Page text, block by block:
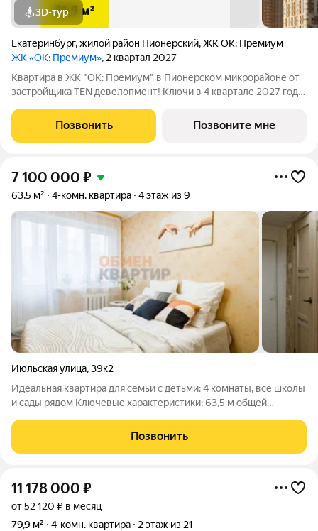
3D-тур
Екатеринбург,жилой район Пионерский,ЖК ОК: Премиум
ЖК «ОК: Премиум», 2 квартал 2027
Квартира в ЖК "ОК: Премиум" в Пионерском микрорайоне от
застройщика TEN девелопмент! Ключи в 4 квартале 2027 года.
локацию Основинского парка, включающего 5 домов высотой
от 14 до 31 этажей.
Позвонить Позвоните мне
7 100 000 ₽
63,5 м² 4-комн. квартира 4 этаж из 9
Июльская улица,39к2
Идеальная квартира для семьи с детьми: 4 комнаты, все школы
и сады рядом Ключевые характеристики: 63,5 м общей
Окна на запад, юг и восток здесь всегда будет солнце 4 этаж
оптимальная
Позвонить
11 178 000 ₽
от 52 120 ₽ в месяц
79,9 м²
4-комн. квартира 2 этаж из 21